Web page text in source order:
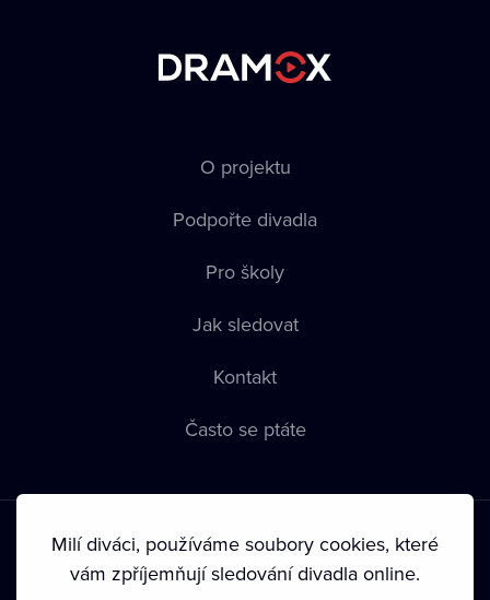
O projektu
Podpořte divadla
Pro školy
Jak sledovat
Kontakt
Často se ptáte
Milí diváci, používáme soubory cookies, které
vám zpříjemňují sledování divadla online.